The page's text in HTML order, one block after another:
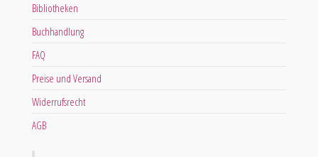
Bibliotheken
Buchhandlung
FAQ
Preise und Versand
Widerrufsrecht
AGB